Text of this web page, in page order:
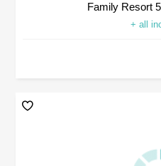
Family Resort
+ all